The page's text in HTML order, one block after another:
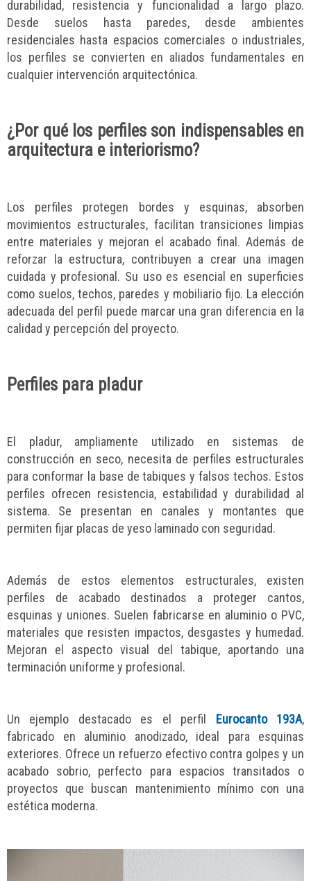
durabilidad, resistencia y funcionalidad a largo plazo.
Desde suelos hasta paredes, desde ambientes
residenciales hasta espacios comerciales o industriales,
los perfiles se convierten en aliados fundamentales en
cualquier intervención arquitectónica.
¿Por qué los perfiles son indispensables en
arquitectura e interiorismo?
Los perfiles protegen bordes y esquinas, absorben
movimientos estructurales, facilitan transiciones limpias
entre materiales y mejoran el acabado final. Además de
reforzar la estructura, contribuyen a crear una imagen
cuidada y profesional. Su uso es esencial en superficies
como suelos, techos, paredes y mobiliario fijo. La elección
adecuada del perfil puede marcar una gran diferencia en la
calidad y percepción del proyecto.
Perfiles para pladur
El pladur, ampliamente utilizado en sistemas de
construcción en seco, necesita de perfiles estructurales
para conformar la base de tabiques y falsos techos. Estos
perfiles ofrecen resistencia, estabilidad y durabilidad al
sistema. Se presentan en canales y montantes que
permiten fijar placas de yeso laminado con seguridad.
Además de estos elementos estructurales, existen
perfiles de acabado destinados a proteger cantos,
esquinas y uniones. Suelen fabricarse en aluminio o PVC,
materiales que resisten impactos, desgastes y humedad.
Mejoran el aspecto visual del tabique, aportando una
terminación uniforme y profesional.
Un ejemplo destacado es el perfil Eurocanto 193A,
fabricado en aluminio anodizado, ideal para esquinas
exteriores. Ofrece un refuerzo efectivo contra golpes y un
acabado sobrio, perfecto para espacios transitados o
proyectos que buscan mantenimiento mínimo con una
estética moderna.